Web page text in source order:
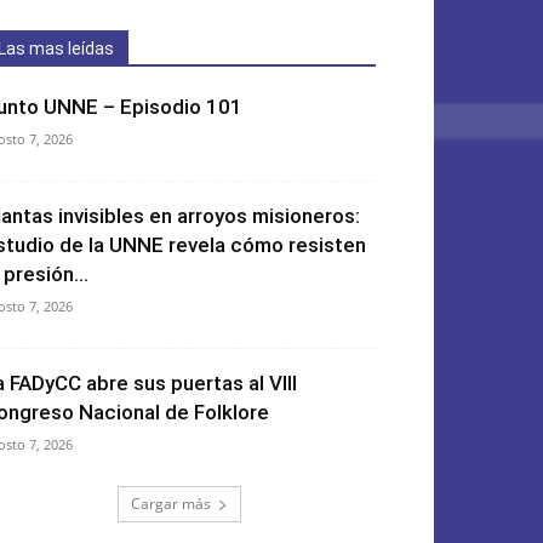
Las mas leídas
UNNE – Episodio 101
7, 2026
invisibles en arroyos misioneros:
de la UNNE revela cómo resisten
presión...
7, 2026
FADyCC abre sus puertas al VIII
Nacional de Folklore
7, 2026
Cargar más